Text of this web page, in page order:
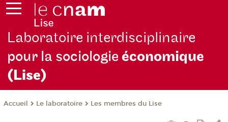
Laboratoire interdisciplinaire
pour la sociologieéconomique
(Lise)
Accueil Le laboratoire Les membres du Lise